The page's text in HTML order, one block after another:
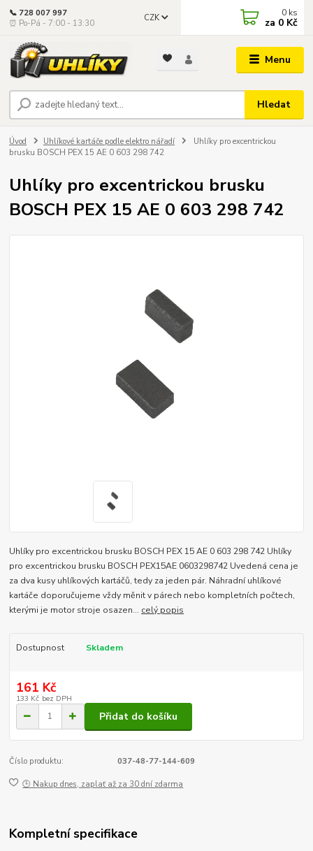
Menu
CZK
Hledat
📞 728 007 997
⏰ Po-Pá - 7:00 - 13:30
0 ks
za 0 Kč
Úvod Uhlíkové kartáče podle elektro nářadí
Uhlíky pro excentrickou
brusku BOSCH PEX 15 AE 0 603 298 742
Uhlíky pro excentrickou brusku
BOSCH PEX 15 AE 0 603 298 742
Uhlíky pro excentrickou brusku BOSCH PEX 15 AE 0 603 298 742 Uhlíky
pro excentrickou brusku BOSCH PEX15AE 0603298742 Uvedená cena je
za dva kusy uhlíkových kartáčů, tedy za jeden pár. Náhradní uhlíkové
kartáče doporučujeme vždy měnit v párech nebo kompletních počtech,
kterými je motor stroje osazen... celý popis
Dostupnost Skladem
161 Kč
133 Kč bez DPH
Přidat do košíku
Číslo produktu: 037-48-77-144-609
🕒 Nakup dnes, zaplať až za 30 dní zdarma
Kompletní specifikace